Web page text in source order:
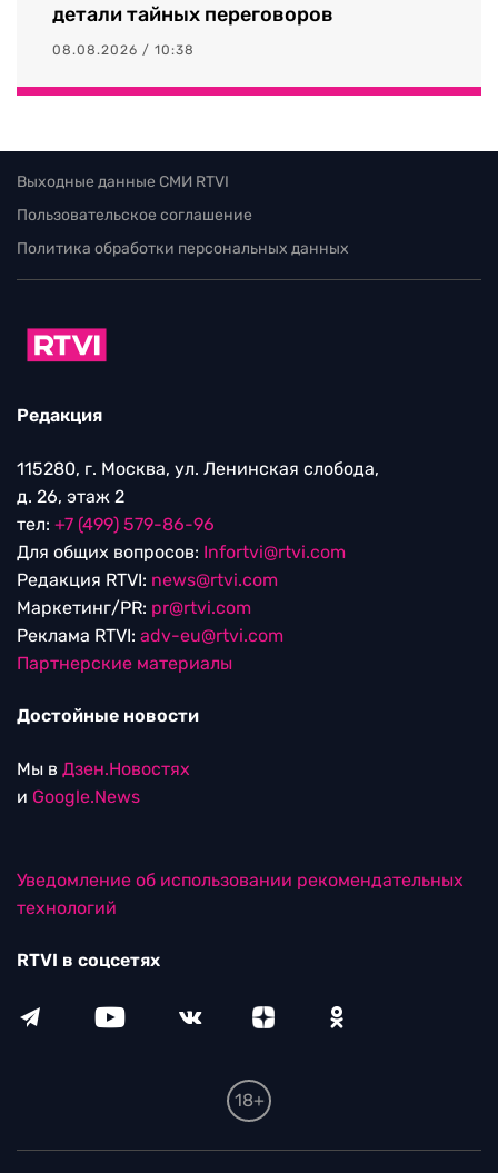
детали тайных переговоров
08.08.2026 / 10:38
Выходные данные СМИ RTVI
Пользовательское соглашение
Политика обработки персональных данных
Редакция
115280, г. Москва, ул. Ленинская слобода,
д. 26, этаж 2
тел: +7 (499) 579-86-96
Для общих вопросов: Infortvi@rtvi.com
Редакция RTVI: news@rtvi.com
Маркетинг/PR: pr@rtvi.com
Реклама RTVI: adv-eu@rtvi.com
Партнерские материалы
Достойные новости
Мы в Дзен.Новостях
и Google.News
Уведомление об использовании рекомендательных
технологий
RTVI в соцсетях
18+